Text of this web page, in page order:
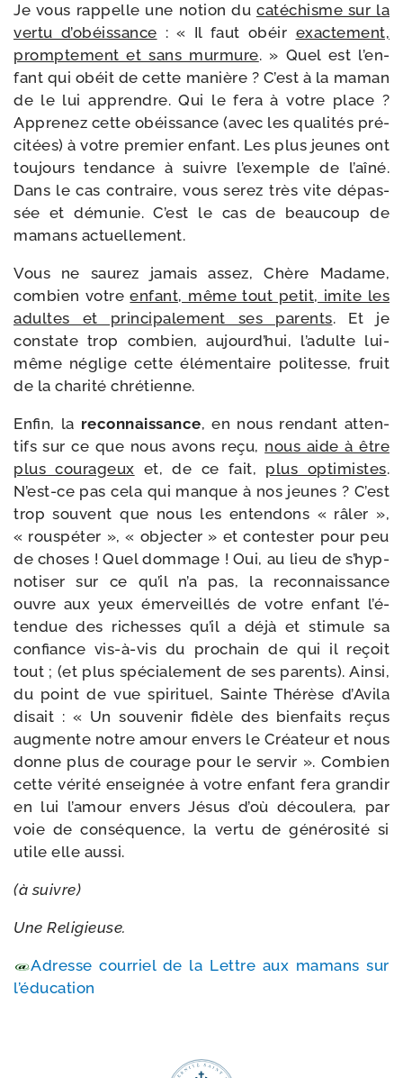
Je vous rap­pelle une notion du caté­chisme sur la
ver­tu d’o­béis­sance : « Il faut obéir exac­te­ment,
promp­te­ment et sans mur­mure. » Quel est l’en­
fant qui obéit de cette manière ? C’est à la maman
de le lui apprendre. Qui le fera à votre place ?
Apprenez cette obéis­sance (avec les qua­li­tés pré­
ci­tées) à votre pre­mier enfant. Les plus jeunes ont
tou­jours ten­dance à suivre l’exemple de l’aî­né.
Dans le cas contraire, vous serez très vite dépas­
sée et dému­nie. C’est le cas de beau­coup de
mamans actuellement.
Vous ne sau­rez jamais assez, Chère Madame,
com­bien votreenfant, même tout petit, imite les
adultes et prin­ci­pa­le­ment ses parents. Et je
constate trop com­bien, aujourd’­hui, l’a­dulte lui-​
même néglige cette élé­men­taire poli­tesse, fruit
de la cha­ri­té chrétienne.
Enfin, la recon­nais­sance, en nous ren­dant atten­
tifs sur ce que nous avons reçu, nous aide à être
plus cou­ra­geux et, de ce fait, plus opti­mistes.
N’est-​ce pas cela qui manque à nos jeunes ? C’est
trop sou­vent que nous les enten­dons « râler »,
« rous­pé­ter », « objec­ter » et contes­ter pour peu
de choses ! Quel dom­mage ! Oui, au lieu de s’hyp­
no­ti­ser sur ce qu’il n’a pas, la recon­nais­sance
ouvre aux yeux émer­veillés de votre enfant l’é­
ten­due des richesses qu’il a déjà et sti­mule sa
confiance vis-​à-​vis du pro­chain de qui il reçoit
tout ; (et plus spé­cia­le­ment de ses parents). Ainsi,
du point de vue spi­ri­tuel, Sainte Thérèse d’Avila
disait : « Un sou­ve­nir fidèle des bien­faits reçus
aug­mente notre amour envers le Créateur et nous
donne plus de cou­rage pour le ser­vir ». Combien
cette véri­té ensei­gnée à votre enfant fera gran­dir
en lui l’a­mour envers Jésus d’où décou­le­ra, par
voie de consé­quence, la ver­tu de géné­ro­si­té si
utile elle aussi.
(à suivre)
Une Religieuse.
Adresse cour­riel de la Lettre aux mamans sur
l’éducation